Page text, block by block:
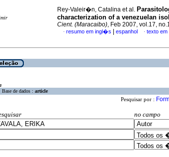
Rey-Valeir�n, Catalina et al.
characterization of a venezuelan
Cient. (Maracaibo), Feb 2007, vol.17,
· resumo em ingl�s espanhol · texto
Base de dados : article
Pesquisar por :
no campo